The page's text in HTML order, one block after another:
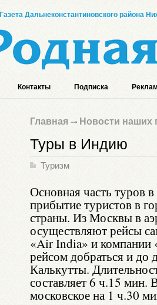
Газета Дальнеконстантиновского района
Контакты Подписка
Главная Новости наших
Туры в Индию
Туризм
Основная часть туров
прибытие туристов в
страны. Из Москвы в
осуществляют рейсы
«Air India» и
рейсом добраться и до
Калькутты.
составляет 6 ч.15 мин.
московское на 1 ч.30